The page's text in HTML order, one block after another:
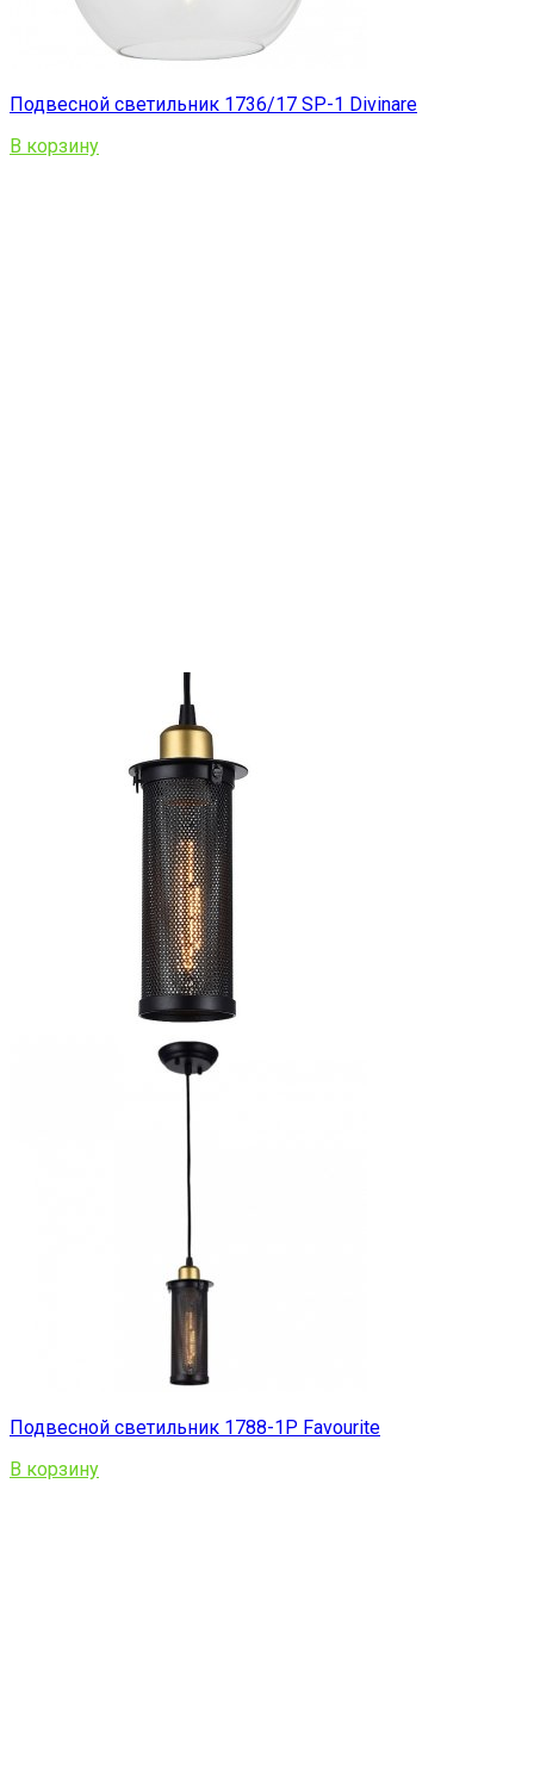
Подвесной светильник 1736/17 SP-1 Divinare
В корзину
Подвесной светильник 1788-1P Favourite
В корзину